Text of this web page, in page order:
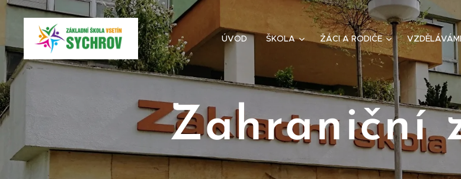
ÚVOD ŠKOLA ŽÁCI A RODIČE
Zahraniční